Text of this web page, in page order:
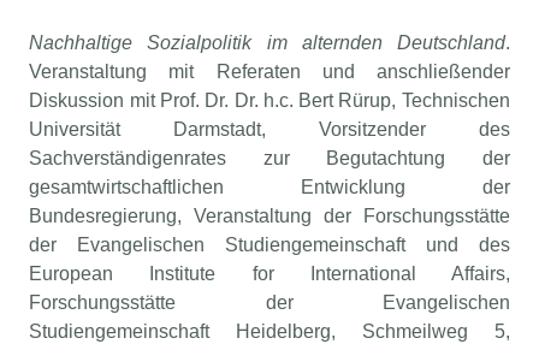
Nachhaltige Sozialpolitik im alternden Deutschland.
Veranstaltung mit Referaten und anschließender
Diskussion mit Prof. Dr. Dr. h.c. Bert Rürup, Technischen
Universität Darmstadt, Vorsitzender des
Sachverständigenrates zur Begutachtung der
gesamtwirtschaftlichen Entwicklung der
Bundesregierung, Veranstaltung der Forschungsstätte
der Evangelischen Studiengemeinschaft und des
European Institute for International Affairs,
Forschungsstätte der Evangelischen
Studiengemeinschaft Heidelberg, Schmeilweg 5,